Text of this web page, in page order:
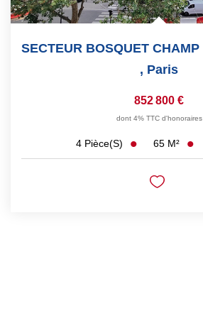
, Paris
852 800 €
dont 4% TTC d'honoraires
4 Pièce(s) 65 M²